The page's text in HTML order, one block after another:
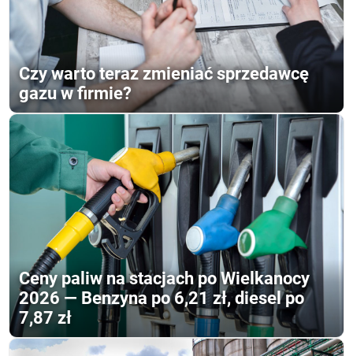
Czy warto teraz zmieniać sprzedawcę
gazu w firmie?
Ceny paliw na stacjach po Wielkanocy
2026 — Benzyna po 6,21 zł, diesel po
7,87 zł